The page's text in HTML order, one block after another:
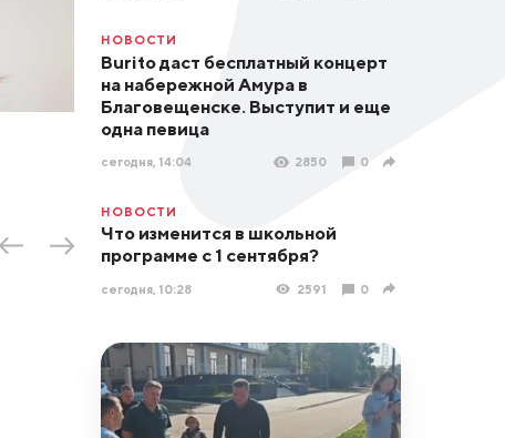
НОВОСТИ
Burito даст бесплатный концерт
на набережной Амура в
Благовещенске. Выступит и еще
одна певица
сегодня, 14:04 2850 0
НОВОСТИ
Что изменится в школьной
программе с 1 сентября?
сегодня, 10:28 2591 0